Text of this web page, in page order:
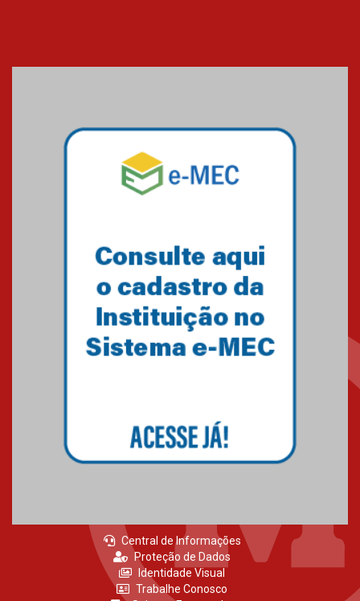
Central de Informações
Proteção de Dados
Identidade Visual
Trabalhe Conosco